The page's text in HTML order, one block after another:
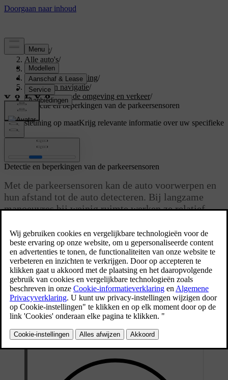
Support/
Alle auto's/
S60 2024
Gebruikershandleiding/
Rijhulp en navigatie/
Detectie van de omgeving en verkeer/
Detectie en beperkingen van de parkeersensoren
Ondersteuning op maatKrijg relevante informatie over uw specifieke
auto.
Bijgewerkt 28-10-2024
Detectie en beperkingen van de parkeersensoren
Met de parkeersensoren kan de auto voorwerpen en
hun afstand tot de auto detecteren. Bij langzame
manoeuvres bij weinig ruimte werken ze relatief
De parkeersensoren gebruiken geluidsgolven om obstakels in de
buurt van de auto te detecteren. Ze versturen ultrasone pulsen die
terug naar de sensor kaatsen als ze een voorwerp of barrière
tegenkomen. Zo kan de auto de afstand tot obstakels in de
detectierichting bepalen.
Informatie van deze sensoren is alleen beschikbaar bij lage
snelheden. Ze geven informatie over afstand wanneer de